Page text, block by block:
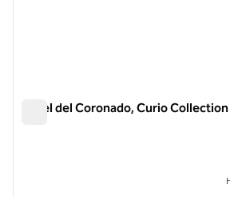
Hotel del Coronado, Curio